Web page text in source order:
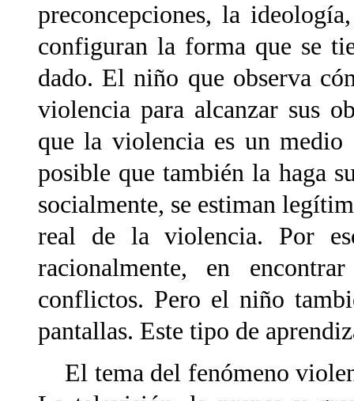
preconcepciones, la
configuran la forma que se
dado. El niño que observa
violencia para alcanzar sus
que la violencia es un medio
posible que también la haga
socialmente, se estiman
real de la violencia. Por
racionalmente, en
conflictos. Pero el niño
pantallas. Este tipo de
El tema del fenómeno